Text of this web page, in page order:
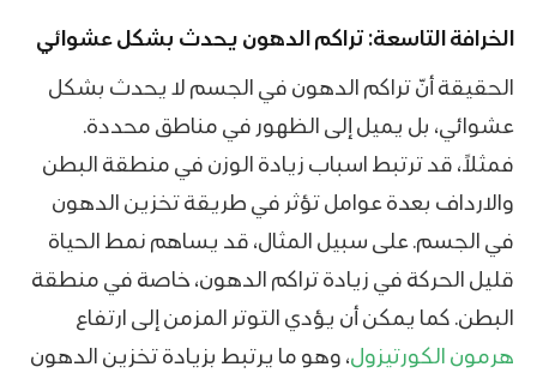
الخرافة التاسعة: تراكم الدهون يحدث بشكل عشوائي
الحقيقة أنّ تراكم الدهون في الجسم لا يحدث بشكل
عشوائي، بل يميل إلى الظهور في مناطق محددة.
فمثلاً، قد ترتبط اسباب زيادة الوزن في منطقة البطن
والارداف بعدة عوامل تؤثر في طريقة تخزين الدهون
في الجسم. على سبيل المثال، قد يساهم نمط الحياة
قليل الحركة في زيادة تراكم الدهون، خاصة في منطقة
البطن. كما يمكن أن يؤدي التوتر المزمن إلى ارتفاع
هرمون الكورتيزول، وهو ما يرتبط بزيادة تخزين الدهون